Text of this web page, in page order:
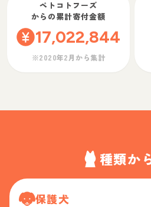
ペトコトフーズ
からの累計寄付金額
17,022,844
※2020年2月から集計
種類か
保護犬